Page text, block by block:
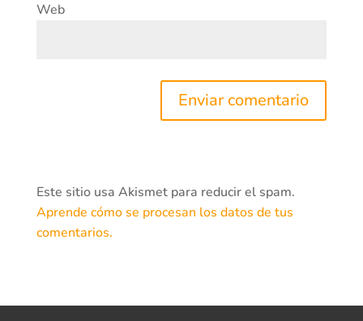
Web
Este sitio usa Akismet para reducir el spam.
Aprende cómo se procesan los datos de tus
comentarios.